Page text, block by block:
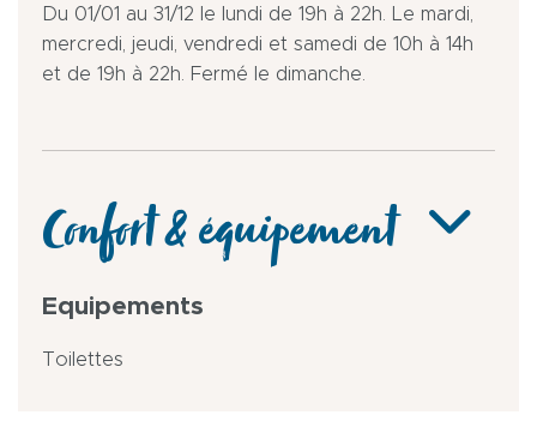
Du 01/01 au 31/12 le lundi de 19h à 22h. Le mardi,
mercredi, jeudi, vendredi et samedi de 10h à 14h
et de 19h à 22h. Fermé le dimanche.
Confort & équipement
Equipements
Toilettes